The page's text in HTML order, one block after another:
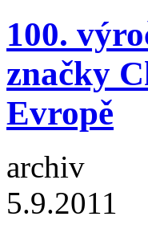
100.
značky
Evropě
archiv
5.9.2011